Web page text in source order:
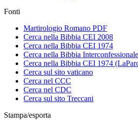
Fonti
Martirologio Romano PDF
Cerca nella Bibbia CEI 2008
Cerca nella Bibbia CEI 1974
Cerca nella Bibbia Interconfessionale
Cerca nella Bibbia CEI 1974
Cerca sul sito vaticano
Cerca nel CCC
Cerca nel CDC
Cerca sul sito Treccani
Stampa/esporta